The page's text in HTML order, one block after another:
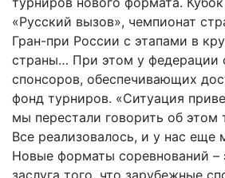
«Русский вызов», чемпионат
Гран-при России с этапами в
страны… При этом у федерации
спонсоров, обеспечивающих
фонд турниров. «Ситуация
мы перестали говорить об этом
Все реализовалось, и у нас еще
Новые форматы соревнований –
заслуга того, что зарубежные